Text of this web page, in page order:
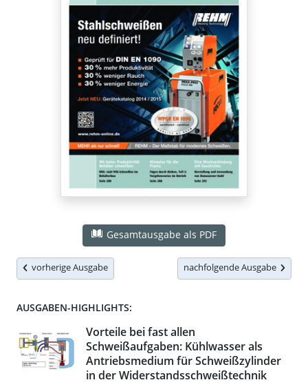
Gesamtausgabe als PDF
vorherige Ausgabe nachfolgende Ausgabe
AUSGABEN-HIGHLIGHTS:
Vorteile bei fast allen
Schweißaufgaben: Kühlwasser als
Antriebsmedium für Schweißzylinder
in der Widerstandsschweißtechnik